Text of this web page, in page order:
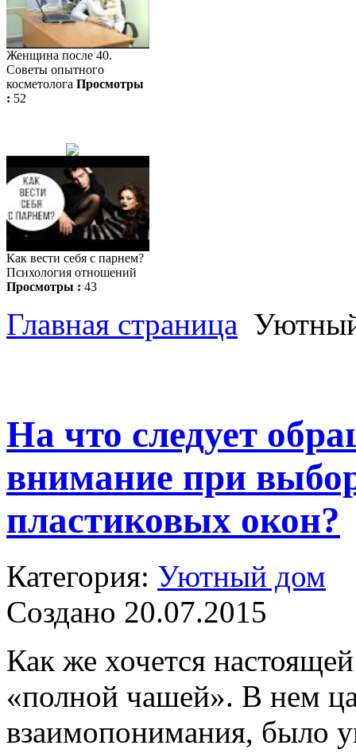
Женщина после 40.
Советы опытного
косметолога Просмотры
: 52
Как вести себя с парнем?
Психология отношений
Просмотры : 43
Главная страница
На что следует
внимание при
пластиковых окон?
Категория: Уютный дом
Создано 20.07.2015
Как же хочется
«полной чашей». В нем
взаимопонимания, было